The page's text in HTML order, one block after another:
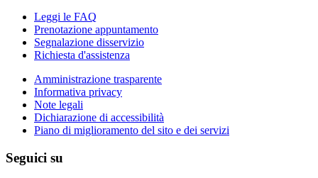
Leggi le FAQ
Prenotazione appuntamento
Segnalazione disservizio
Richiesta d'assistenza
Amministrazione trasparente
Informativa privacy
Note legali
Dichiarazione di accessibilità
Piano di miglioramento del sito e dei servizi
Seguici su